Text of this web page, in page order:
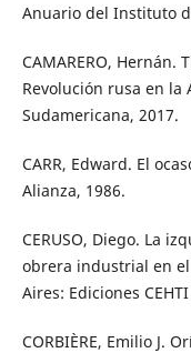
Anuario del Instituto
CAMARERO, Hernán.
Revolución rusa en la
Sudamericana, 2017.
CARR, Edward. El
Alianza, 1986.
CERUSO, Diego. La
obrera industrial en
Aires: Ediciones
CORBIÈRE, Emilio J.